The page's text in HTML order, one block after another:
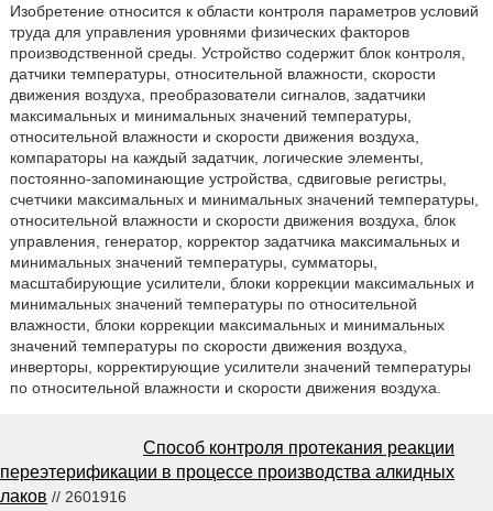
Изобретение относится к области контроля параметров условий
труда для управления уровнями физических факторов
производственной среды. Устройство содержит блок контроля,
датчики температуры, относительной влажности, скорости
движения воздуха, преобразователи сигналов, задатчики
максимальных и минимальных значений температуры,
относительной влажности и скорости движения воздуха,
компараторы на каждый задатчик, логические элементы,
постоянно-запоминающие устройства, сдвиговые регистры,
счетчики максимальных и минимальных значений температуры,
относительной влажности и скорости движения воздуха, блок
управления, генератор, корректор задатчика максимальных и
минимальных значений температуры, сумматоры,
масштабирующие усилители, блоки коррекции максимальных и
минимальных значений температуры по относительной
влажности, блоки коррекции максимальных и минимальных
значений температуры по скорости движения воздуха,
инверторы, корректирующие усилители значений температуры
по относительной влажности и скорости движения воздуха.
Способ контроля протекания реакции
переэтерификации в процессе производства алкидных
лаков // 2601916